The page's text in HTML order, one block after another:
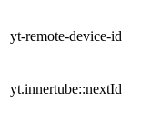
yt-remote-device-id
yt.innertube::nextId